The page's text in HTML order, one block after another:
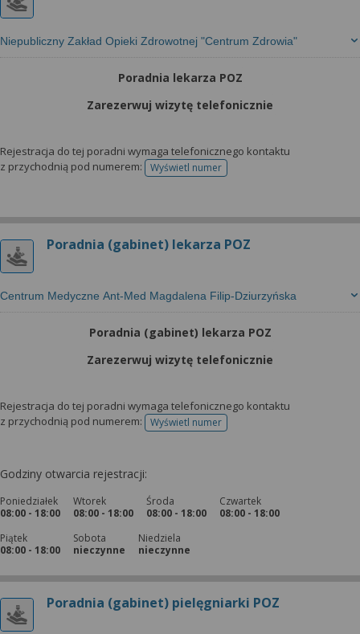
Niepubliczny Zakład Opieki Zdrowotnej "Centrum Zdrowia"
Poradnia lekarza POZ
Zarezerwuj wizytę telefonicznie
Rejestracja do tej poradni wymaga telefonicznego kontaktu
z przychodnią pod numerem:
Wyświetl numertelefonu do rejestracji
Poradnia (gabinet) lekarza POZ
Centrum Medyczne Ant-Med Magdalena Filip-Dziurzyńska
Poradnia (gabinet) lekarza POZ
Zarezerwuj wizytę telefonicznie
Rejestracja do tej poradni wymaga telefonicznego kontaktu
z przychodnią pod numerem:
Wyświetl numertelefonu do rejestracji
Godziny otwarcia rejestracji:
Poniedziałek
08:00 - 18:00
Wtorek
08:00 - 18:00
Środa
08:00 - 18:00
Czwartek
08:00 - 18:00
Piątek
08:00 - 18:00
Sobota
nieczynne
Niedziela
nieczynne
Poradnia (gabinet) pielęgniarki POZ